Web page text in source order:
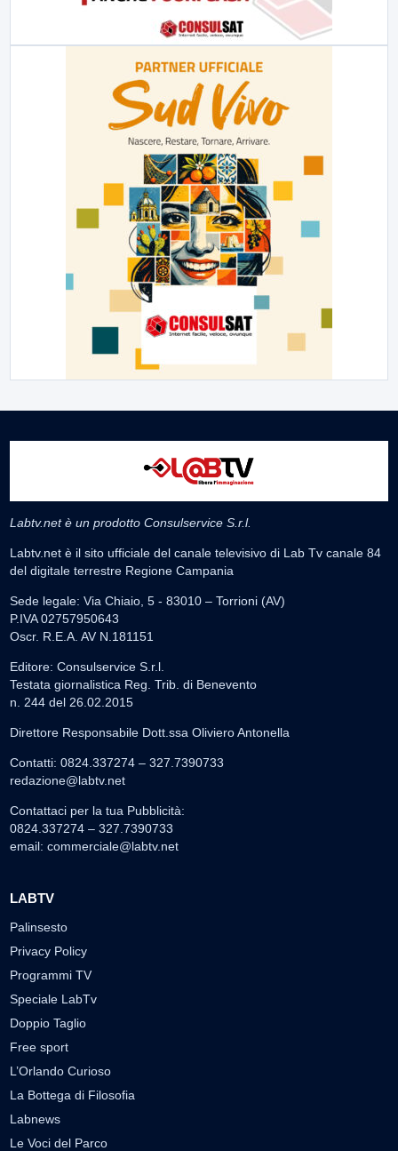
Labtv.net è un prodotto Consulservice S.r.l.
Labtv.net è il sito ufficiale del canale televisivo di Lab Tv canale 84
del digitale terrestre Regione Campania
Sede legale: Via Chiaio, 5 - 83010 – Torrioni (AV)
P.IVA 02757950643
Oscr. R.E.A. AV N.181151
Editore: Consulservice S.r.l.
Testata giornalistica Reg. Trib. di Benevento
n. 244 del 26.02.2015
Direttore Responsabile Dott.ssa Oliviero Antonella
Contatti: 0824.337274 – 327.7390733
redazione@labtv.net
Contattaci per la tua Pubblicità:
0824.337274 – 327.7390733
email: commerciale@labtv.net
LABTV
Palinsesto
Privacy Policy
Programmi TV
Speciale LabTv
Doppio Taglio
Free sport
L’Orlando Curioso
La Bottega di Filosofia
Labnews
Le Voci del Parco